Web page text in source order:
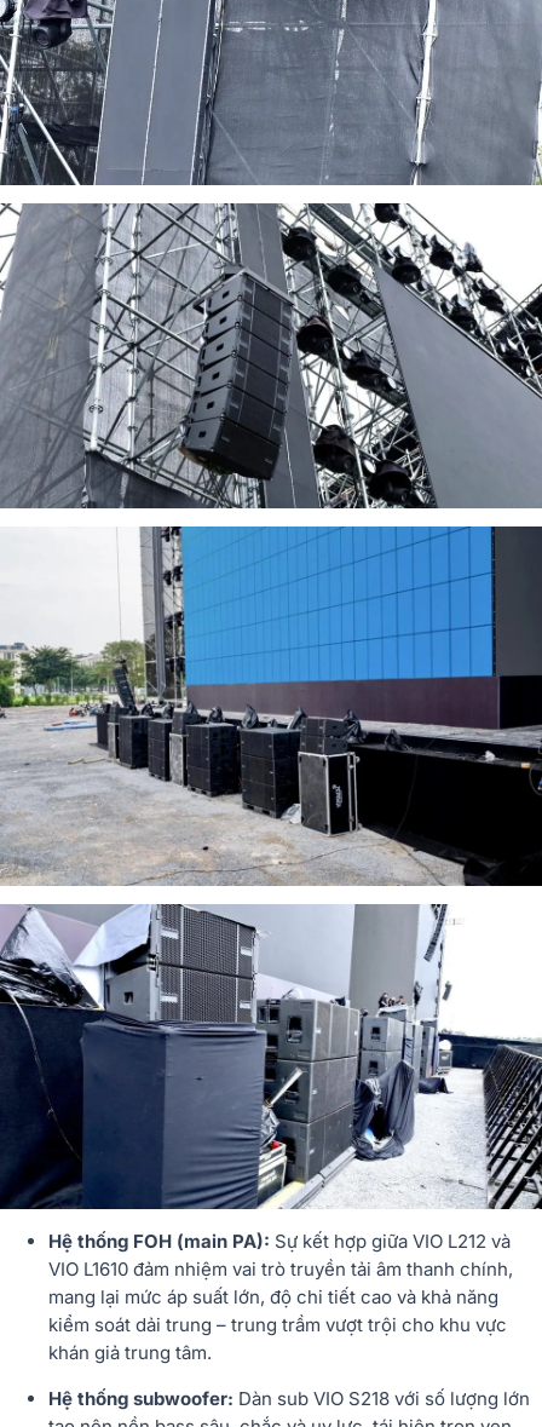
Hệ thống FOH (main PA): Sự kết hợp giữa VIO L212 và
VIO L1610 đảm nhiệm vai trò truyền tải âm thanh chính,
mang lại mức áp suất lớn, độ chi tiết cao và khả năng
kiểm soát dải trung – trung trầm vượt trội cho khu vực
khán giả trung tâm.
Hệ thống subwoofer: Dàn sub VIO S218 với số lượng lớn